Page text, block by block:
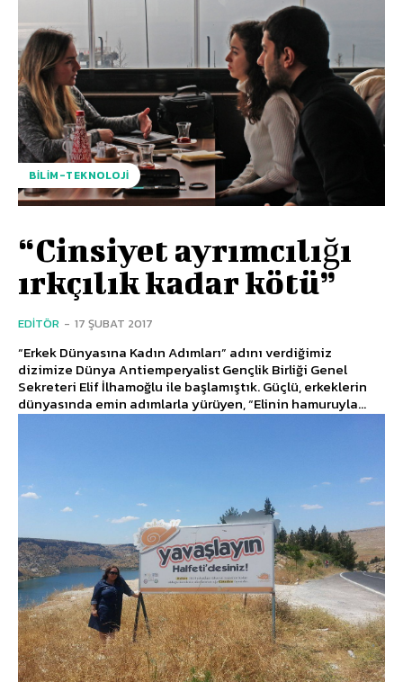
BILIM-TEKNOLOJI
“Cinsiyet ayrımcılığı
ırkçılık kadar kötü”
EDITÖR - 17 ŞUBAT 2017
“Erkek Dünyasına Kadın Adımları” adını verdiğimiz
dizimize Dünya Antiemperyalist Gençlik Birliği Genel
Sekreteri Elif İlhamoğlu ile başlamıştık. Güçlü, erkeklerin
dünyasında emin adımlarla yürüyen, “Elinin hamuruyla...